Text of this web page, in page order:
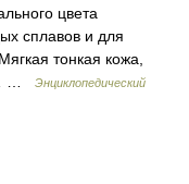
цвета
сплавов и для
тонкая кожа,
…
Энциклопедический